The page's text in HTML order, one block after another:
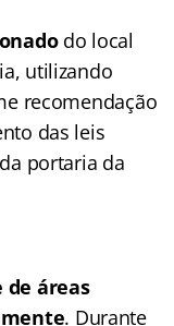
do local
utilizando
recomendação
das leis
portaria da
de áreas
. Durante